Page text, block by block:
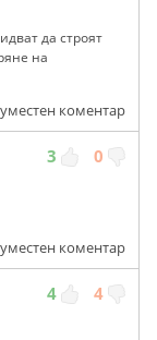
да строят
на
коментар
3 0
коментар
4 4